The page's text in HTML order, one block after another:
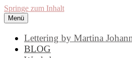
Springe zum Inhalt
Handlettering by
Workshops,
Menü
Lettering by Martina
BLOG